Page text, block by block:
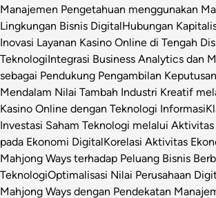
Manajemen Pengetahuan menggunakan
Lingkungan Bisnis DigitalHubungan
Inovasi Layanan Kasino Online di Tengah
TeknologiIntegrasi Business Analytics dan
sebagai Pendukung Pengambilan
Mendalam Nilai Tambah Industri Kreatif
Kasino Online dengan Teknologi Informasi
Investasi Saham Teknologi melalui
pada Ekonomi DigitalKorelasi Aktivitas
Mahjong Ways terhadap Peluang Bisnis
TeknologiOptimalisasi Nilai Perusahaan
Mahjong Ways dengan Pendekatan